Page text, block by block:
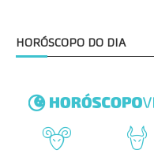
HORÓSCOPO DO DIA